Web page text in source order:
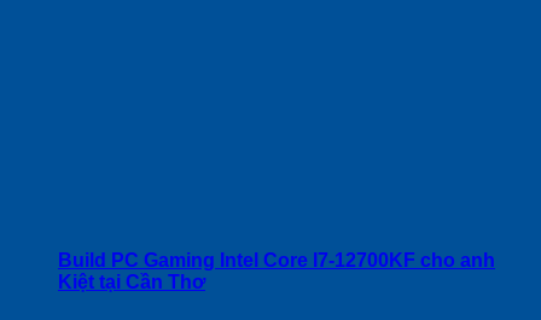
Build PC Gaming Intel Core I7-12700KF cho anh
Kiệt tại Cần Thơ